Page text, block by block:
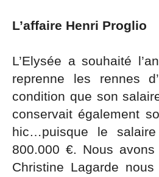
L’affaire Henri Proglio
L’Elysée a souhaité
reprenne les rennes d’
condition que son
conservait également
hic…puisque le salaire
800.000 €. Nous
Christine Lagarde